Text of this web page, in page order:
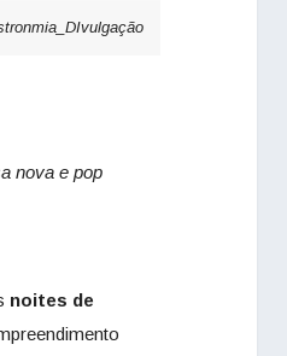
nova e pop
noites de